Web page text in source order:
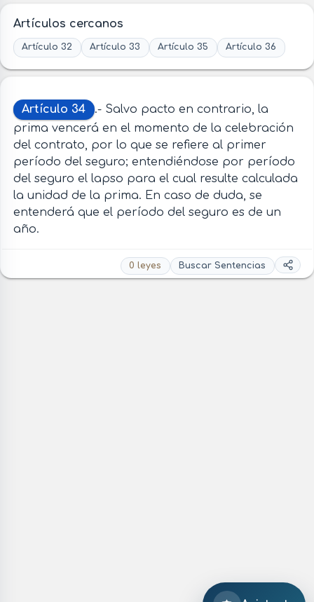
Artículos cercanos
Artículo 32 Artículo 33 Artículo 35 Artículo 36
Artículo 34
.- Salvo pacto en contrario, la
prima vencerá en el momento de la celebración
del contrato, por lo que se refiere al primer
período del seguro; entendiéndose por período
del seguro el lapso para el cual resulte calculada
la unidad de la prima. En caso de duda, se
entenderá que el período del seguro es de un
año.
0 leyes Buscar Sentencias